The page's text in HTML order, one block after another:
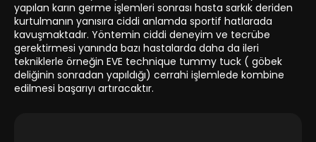
yapılan karın germe işlemleri sonrası hasta sarkık deriden
kurtulmanın yanısıra ciddi anlamda sportif hatlarada
kavuşmaktadır. Yöntemin ciddi deneyim ve tecrübe
gerektirmesi yanında bazı hastalarda daha da ileri
tekniklerle örneğin EVE technique tummy tuck ( göbek
deliğinin sonradan yapıldığı) cerrahi işlemlede kombine
edilmesi başarıyı artıracaktır.